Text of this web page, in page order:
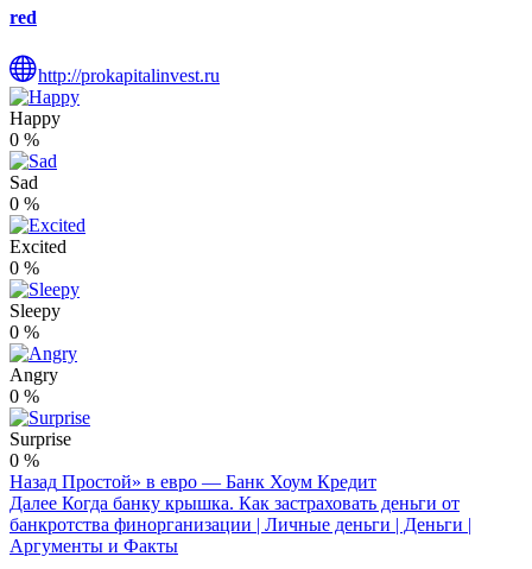
red
http://prokapitalinvest.ru
Happy
0 %
Sad
0 %
Excited
0 %
Sleepy
0 %
Angry
0 %
Surprise
0 %
Post
Navigation
Назад Простой» в евро — Банк Хоум Кредит
Далее Когда банку крышка. Как застраховать деньги от
банкротства финорганизации | Личные деньги | Деньги |
Аргументы и Факты